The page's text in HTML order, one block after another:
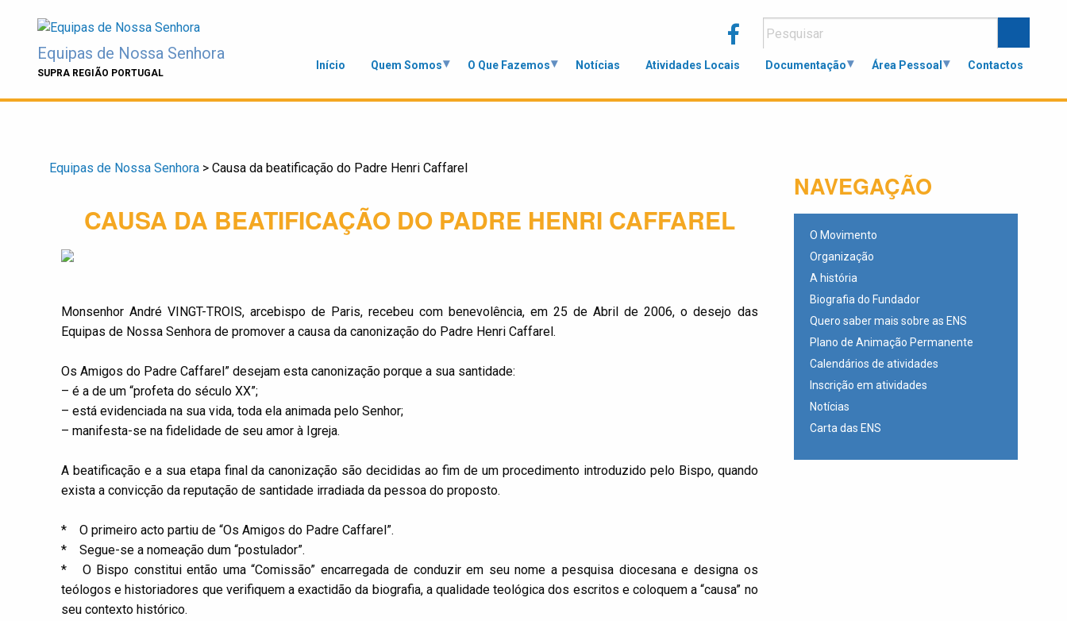
contentEquipas de Nossa Senhora
SUPRA REGIÃO PORTUGAL
Início Quem Somos O Que Fazemos Notícias Atividades Locais Documentação Área Pessoal Contactos
Equipas de Nossa Senhora > Causa da beatificação do Padre Henri Caffarel
CAUSA DA BEATIFICAÇÃO DO PADRE HENRI CAFFAREL
Monsenhor André VINGT-TROIS, arcebispo de Paris, recebeu com benevolência, em 25 de Abril de 2006, o desejo das
Equipas de Nossa Senhora de promover a causa da canonização do Padre Henri Caffarel.
Os Amigos do Padre Caffarel” desejam esta canonização porque a sua santidade:
– é a de um “profeta do século XX”;
– está evidenciada na sua vida, toda ela animada pelo Senhor;
– manifesta-se na fidelidade de seu amor à Igreja.
A beatificação e a sua etapa final da canonização são decididas ao fim de um procedimento introduzido pelo Bispo, quando
exista a convicção da reputação de santidade irradiada da pessoa do proposto.
* O primeiro acto partiu de “Os Amigos do Padre Caffarel”.
* Segue-se a nomeação dum “postulador”.
* O Bispo constitui então uma “Comissão” encarregada de conduzir em seu nome a pesquisa diocesana e designa os
teólogos e historiadores que verifiquem a exactidão da biografia, a qualidade teológica dos escritos e coloquem a “causa” no
seu contexto histórico.
NAVEGAÇÃO
O Movimento
Organização
A história
Biografia do Fundador
Quero saber mais sobre as ENS
Plano de Animação Permanente
Calendários de atividades
Inscrição em atividades
Notícias
Carta das ENS